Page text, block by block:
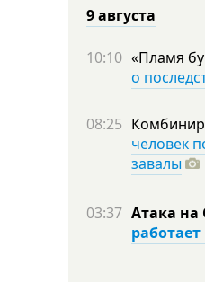
9 августа
10:10 «Пламя
о
08:25
человек
завалы
03:37 Атака на